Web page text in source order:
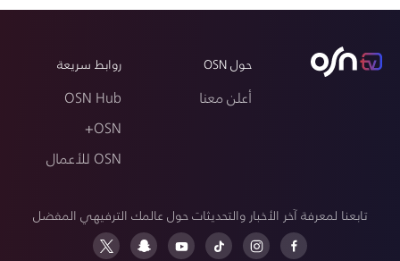
حول OSN
أعلن معنا
روابط سريعة
OSN Hub
OSN+
OSN للأعمال
تابعنا لمعرفة آخر الأخبار والتحديثات حول عالمك الترفيهي المفضل